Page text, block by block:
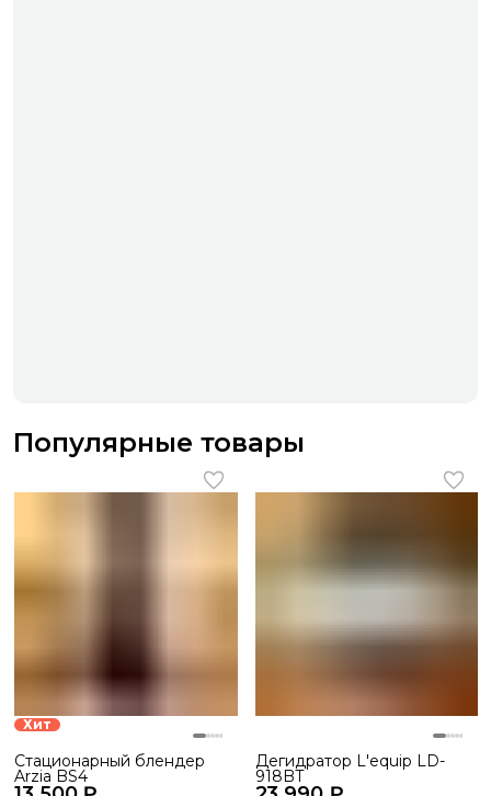
Популярные товары
Хит
Cтационарный блендер
Arzia BS4
Дегидратор L'equip LD-
918BT